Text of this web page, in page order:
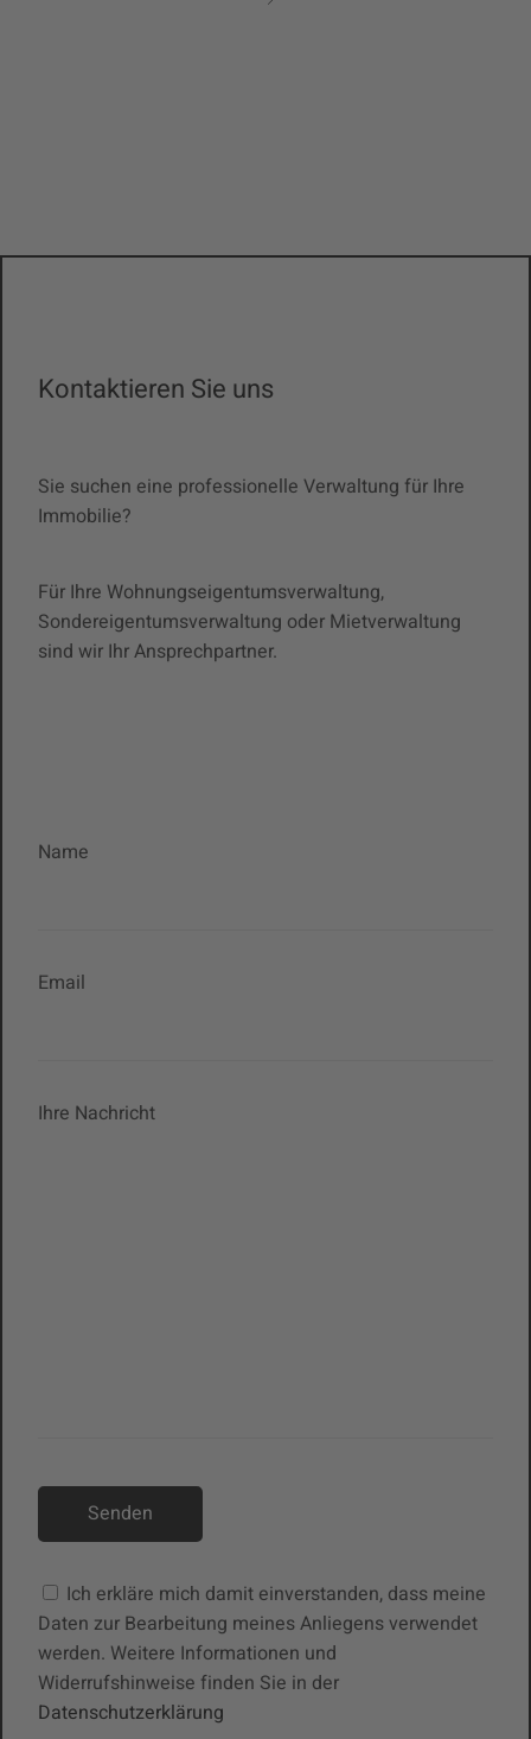
Kontaktieren Sie uns
Sie suchen eine professionelle Verwaltung für Ihre
Immobilie?
Für Ihre Wohnungseigentumsverwaltung,
Sondereigentumsverwaltung oder Mietverwaltung
sind wir Ihr Ansprechpartner.
Name
Email
Ihre Nachricht
Ich erkläre mich damit einverstanden, dass meine
Daten zur Bearbeitung meines Anliegens verwendet
werden. Weitere Informationen und
Widerrufshinweise finden Sie in der
Datenschutzerklärung